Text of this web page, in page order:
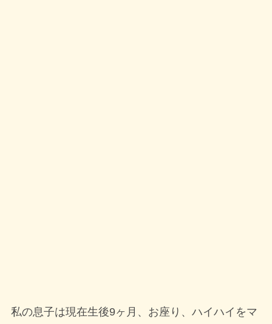
私の息子は現在生後9ヶ月、お座り、ハイハイをマ